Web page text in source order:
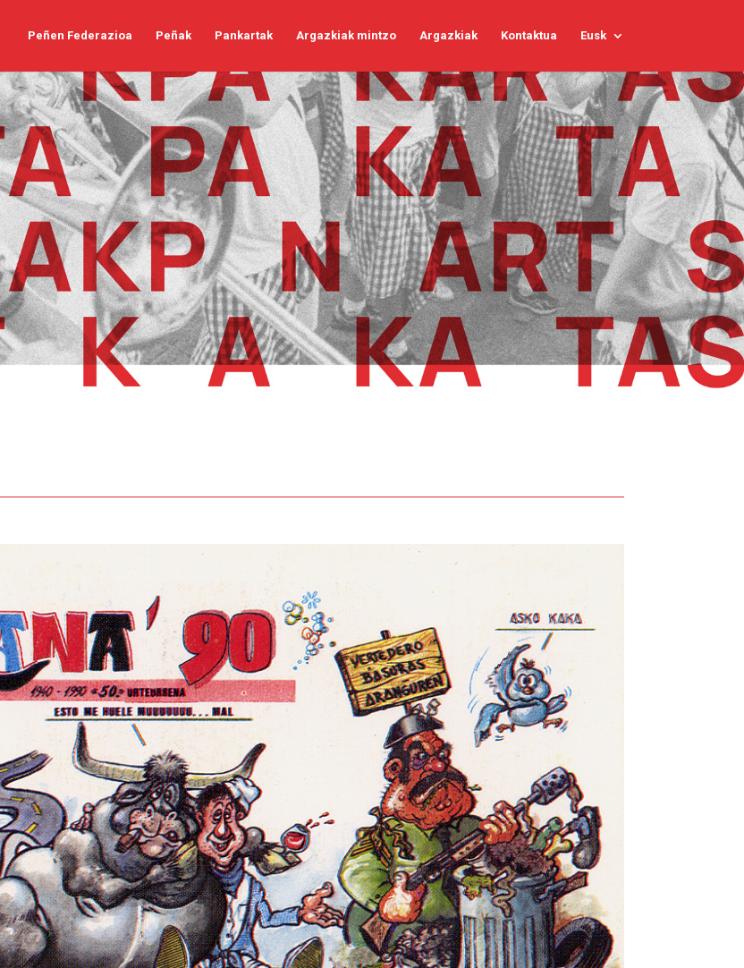
Peñen Federazioa Peñak Pankartak Argazkiak mintzo Argazkiak Kontaktua Eusk